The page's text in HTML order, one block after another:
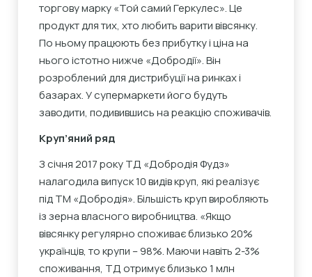
торгову марку «Той самий Геркулес». Це
продукт для тих, хто любить варити вівсянку.
По ньому працюють без прибутку і ціна на
нього істотно нижче «Добродії». Він
розроблений для дистрибуції на ринках і
базарах. У супермаркети його будуть
заводити, подивившись на реакцію споживачів.
Круп’яний ряд
З січня 2017 року ТД «Добродія Фудз»
налагодила випуск 10 видів круп, які реалізує
під ТМ «Добродія». Більшість круп виробляють
із зерна власного виробництва. «Якщо
вівсянку регулярно споживає близько 20%
українців, то крупи – 98%. Маючи навіть 2-3%
споживання, ТД отримує близько 1 млн